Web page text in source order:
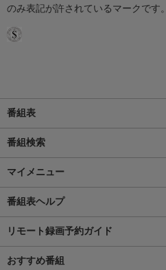
のみ表記が許されているマークです。
番組表
番組検索
マイメニュー
番組表ヘルプ
リモート録画予約ガイド
おすすめ番組